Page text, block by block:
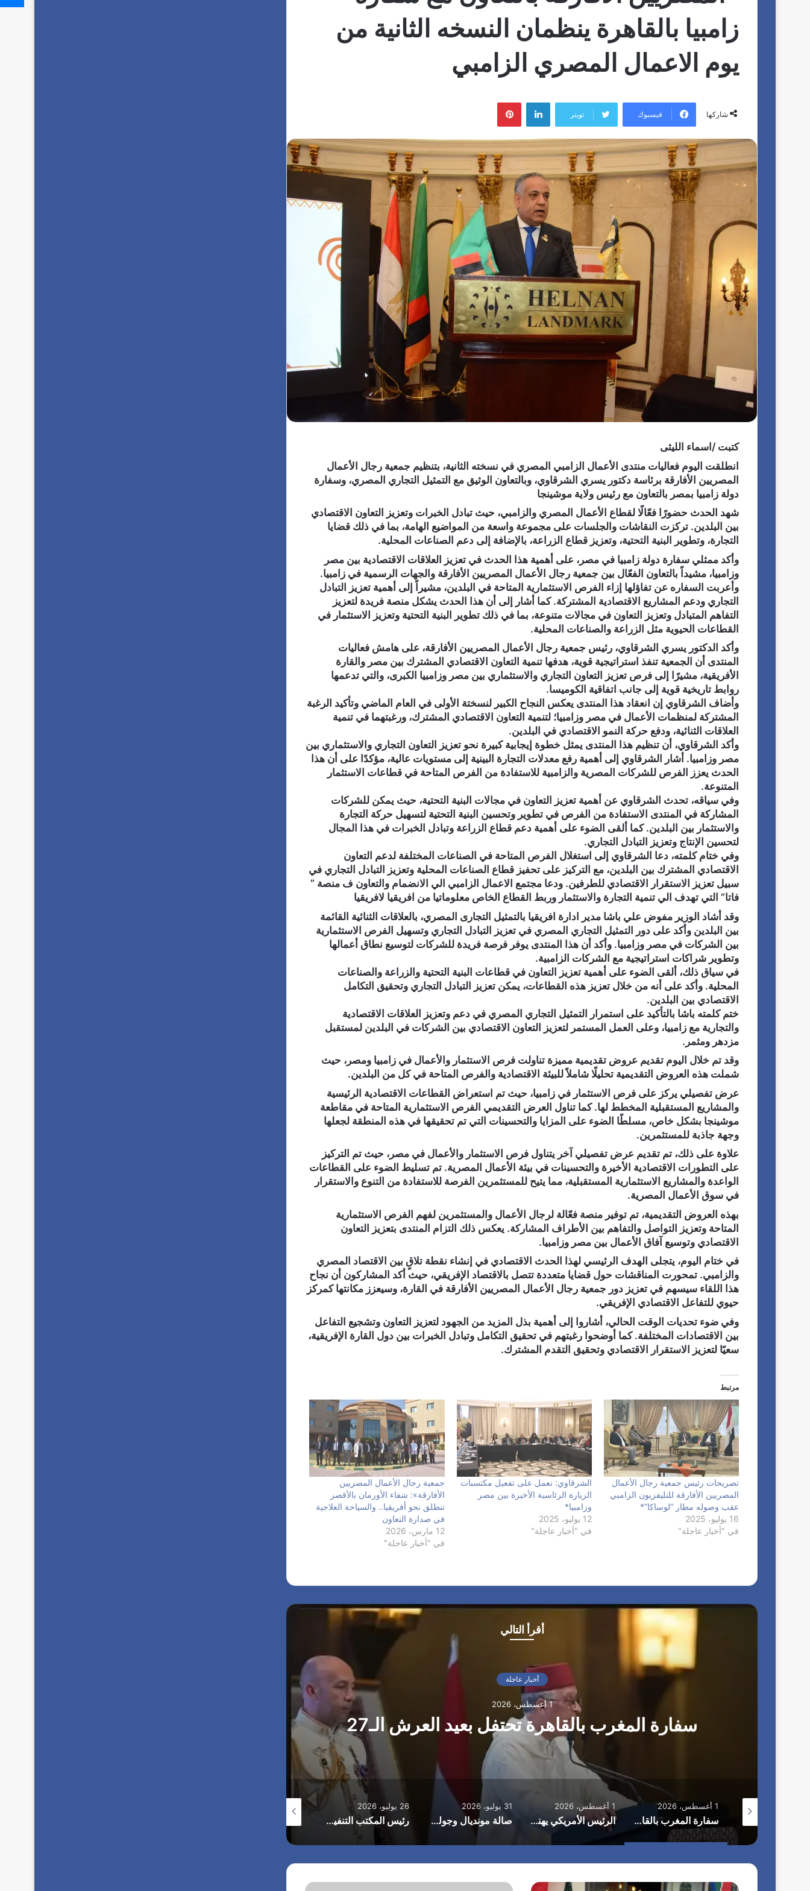
زامبيا بالقاهرة ينظمان النسخه الثانية من
يوم الاعمال المصري الزامبي
شاركها فيسبوك تويتر
لينكدإن
كتبت /اسماء الليثى
انطلقت اليوم فعاليات منتدى الأعمال الزامبي المصري في نسخته الثانية، بتنظيم جمعية رجال الأعمال
المصريين الأفارقة برئاسة دكتور يسري الشرقاوي، وبالتعاون الوثيق مع التمثيل التجاري المصري، وسفارة
دولة زامبيا بمصر بالتعاون مع رئيس ولاية موشينجا
شهد الحدث حضورًا فعّالًا لقطاع الأعمال المصري والزامبي، حيث تبادل الخبرات وتعزيز التعاون الاقتصادي
بين البلدين. تركزت النقاشات والجلسات على مجموعة واسعة من المواضيع الهامة، بما في ذلك قضايا
التجارة، وتطوير البنية التحتية، وتعزيز قطاع الزراعة، بالإضافة إلى دعم الصناعات المحلية.
وأكد ممثلي سفارة دولة زامبيا في مصر، على أهمية هذا الحدث في تعزيز العلاقات الاقتصادية بين مصر
وزامبيا، مشيداً بالتعاون الفعّال بين جمعية رجال الأعمال المصريين الأفارقة والجهات الرسمية في زامبيا.
وأعربت السفاره عن تفاؤلها إزاء الفرص الاستثمارية المتاحة في البلدين، مشيراً إلى أهمية تعزيز التبادل
التجاري ودعم المشاريع الاقتصادية المشتركة. كما أشار إلى أن هذا الحدث يشكل منصة فريدة لتعزيز
التفاهم المتبادل وتعزيز التعاون في مجالات متنوعة، بما في ذلك تطوير البنية التحتية وتعزيز الاستثمار في
القطاعات الحيوية مثل الزراعة والصناعات المحلية.
وأكد الدكتور يسري الشرقاوي، رئيس جمعية رجال الأعمال المصريين الأفارقة، على هامش فعاليات
المنتدى أن الجمعية تنفذ استراتيجية قوية، هدفها تنمية التعاون الاقتصادي المشترك بين مصر والقارة
الأفريقية، مشيرًا إلى فرص تعزيز التعاون التجاري والاستثماري بين مصر وزامبيا الكبرى، والتي تدعمها
روابط تاريخية قوية إلى جانب اتفاقية الكوميسا.
وأضاف الشرقاوي إن انعقاد هذا المنتدى يعكس النجاح الكبير لنسختة الأولى في العام الماضي وتأكيد الرغبة
المشتركة لمنظمات الأعمال في مصر وزامبيا؛ لتنمية التعاون الاقتصادي المشترك، ورغبتهما في تنمية
العلاقات الثنائية، ودفع حركة النمو الاقتصادي في البلدين.
وأكد الشرقاوي، أن تنظيم هذا المنتدى يمثل خطوة إيجابية كبيرة نحو تعزيز التعاون التجاري والاستثماري بين
مصر وزامبيا. أشار الشرقاوي إلى أهمية رفع معدلات التجارة البينية إلى مستويات عالية، مؤكدًا على أن هذا
الحدث يعزز الفرص للشركات المصرية والزامبية للاستفادة من الفرص المتاحة في قطاعات الاستثمار
المتنوعة.
وفي سياقه، تحدث الشرقاوي عن أهمية تعزيز التعاون في مجالات البنية التحتية، حيث يمكن للشركات
المشاركة في المنتدى الاستفادة من الفرص في تطوير وتحسين البنية التحتية لتسهيل حركة التجارة
والاستثمار بين البلدين. كما ألقى الضوء على أهمية دعم قطاع الزراعة وتبادل الخبرات في هذا المجال
لتحسين الإنتاج وتعزيز التبادل التجاري.
وفي ختام كلمته، دعا الشرقاوي إلى استغلال الفرص المتاحة في الصناعات المختلفة لدعم التعاون
الاقتصادي المشترك بين البلدين، مع التركيز على تحفيز قطاع الصناعات المحلية وتعزيز التبادل التجاري في
سبيل تعزيز الاستقرار الاقتصادي للطرفين. ودعا مجتمع الاعمال الزامبي الي الانضمام والتعاون ف منصة ”
فاتا” التي تهدف الي تنمية التجارة والاستثمار وربط القطاع الخاص معلوماتيا من افريقيا لافريقيا
وقد أشاد الوزير مفوض علي باشا مدير ادارة افريقيا بالتمثيل التجارى المصري، بالعلاقات الثنائية القائمة
بين البلدين وأكد على دور التمثيل التجاري المصري في تعزيز التبادل التجاري وتسهيل الفرص الاستثمارية
بين الشركات في مصر وزامبيا. وأكد أن هذا المنتدى يوفر فرصة فريدة للشركات لتوسيع نطاق أعمالها
وتطوير شراكات استراتيجية مع الشركات الزامبية.
في سياق ذلك، ألقى الضوء على أهمية تعزيز التعاون في قطاعات البنية التحتية والزراعة والصناعات
المحلية. وأكد على أنه من خلال تعزيز هذه القطاعات، يمكن تعزيز التبادل التجاري وتحقيق التكامل
الاقتصادي بين البلدين.
ختم كلمته باشا بالتأكيد على استمرار التمثيل التجاري المصري في دعم وتعزيز العلاقات الاقتصادية
والتجارية مع زامبيا، وعلى العمل المستمر لتعزيز التعاون الاقتصادي بين الشركات في البلدين لمستقبل
مزدهر ومثمر.
وقد تم خلال اليوم تقديم عروض تقديمية مميزة تناولت فرص الاستثمار والأعمال في زامبيا ومصر، حيث
شملت هذه العروض التقديمية تحليلًا شاملاً للبيئة الاقتصادية والفرص المتاحة في كل من البلدين.
عرض تفصيلي يركز على فرص الاستثمار في زامبيا، حيث تم استعراض القطاعات الاقتصادية الرئيسية
والمشاريع المستقبلية المخطط لها. كما تناول العرض التقديمي الفرص الاستثمارية المتاحة في مقاطعة
موشينجا بشكل خاص، مسلطًا الضوء على المزايا والتحسينات التي تم تحقيقها في هذه المنطقة لجعلها
وجهة جاذبة للمستثمرين.
علاوة على ذلك، تم تقديم عرض تفصيلي آخر يتناول فرص الاستثمار والأعمال في مصر، حيث تم التركيز
على التطورات الاقتصادية الأخيرة والتحسينات في بيئة الأعمال المصرية. تم تسليط الضوء على القطاعات
الواعدة والمشاريع الاستثمارية المستقبلية، مما يتيح للمستثمرين الفرصة للاستفادة من التنوع والاستقرار
في سوق الأعمال المصرية.
بهذه العروض التقديمية، تم توفير منصة فعّالة لرجال الأعمال والمستثمرين لفهم الفرص الاستثمارية
المتاحة وتعزيز التواصل والتفاهم بين الأطراف المشاركة. يعكس ذلك التزام المنتدى بتعزيز التعاون
الاقتصادي وتوسيع آفاق الأعمال بين مصر وزامبيا.
في ختام اليوم، يتجلى الهدف الرئيسي لهذا الحدث الاقتصادي في إنشاء نقطة تلاقٍ بين الاقتصاد المصري
والزامبي. تمحورت المناقشات حول قضايا متعددة تتصل بالاقتصاد الإفريقي، حيث أكد المشاركون أن نجاح
هذا اللقاء سيسهم في تعزيز دور جمعية رجال الأعمال المصريين الأفارقة في القارة، وسيعزز مكانتها كمركز
حيوي للتفاعل الاقتصادي الإفريقي.
وفي ضوء تحديات الوقت الحالي، أشاروا إلى أهمية بذل المزيد من الجهود لتعزيز التعاون وتشجيع التفاعل
بين الاقتصادات المختلفة. كما أوضحوا رغبتهم في تحقيق التكامل وتبادل الخبرات بين دول القارة الإفريقية،
سعيًا لتعزيز الاستقرار الاقتصادي وتحقيق التقدم المشترك.
مرتبط
تصريحات رئيس جمعية رجال الأعمال
المصريين الأفارقة للتليفزيون الزامبي
عقب وصوله مطار “لوساكا”*
16 يوليو، 2025
في "أخبار عاجلة"
الشرقاوي: نعمل على تفعيل مكتسبات
الزيارة الرئاسية الأخيرة بين مصر
وزامبيا*
12 يوليو، 2025
في "أخبار عاجلة"
جمعية رجال الأعمال المصريين
الأفارقة»: شفاء الأورمان بالأقصر
تنطلق نحو أفريقيا.. والسياحة العلاجية
في صدارة التعاون
12 مارس، 2026
في "أخبار عاجلة"
أقرأ التالي
أخبار عاجلة
1 أغسطس، 2026
سفارة المغرب بالقاهرة تحتفل بعيد العرش الـ27
1 أغسطس، 2026
سفارة المغرب بالقاهرة تحتفل بعيد العرش الـ27
1 أغسطس، 2026
الرئيس الأمريكي يهنئ الملك محمد السادس بمناسبة العيد الوطني للمغرب ويجدد تأكيد موقف بلاده الداعم لمغربية الصحراء
31 يوليو، 2026
صالة مونديال وجولي أكاديمي تستضيف وتكرم المونديالي .. الحكم الدولي كابتن/ امين عمر وذلك بعد تشريفه لمصر والوطن العربي وأفريقيا في مونديال كأس العالم 2026 بأمريكا
26 يوليو، 2026
رئيس المكتب التنفيذي للمجلس العربي للاختصاصات الصحية يبحث مع الأمين العام لجامعة الدول العربية تعزيز التعاون لتطوير النظم الصحية العربية بح